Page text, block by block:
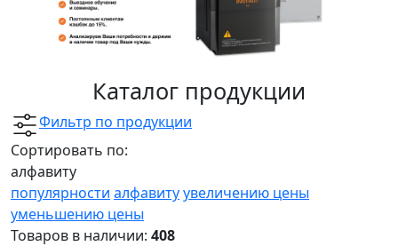
Каталог продукции
Фильтр по продукции
Сортировать по:
алфавиту
популярности алфавитуувеличению цены
уменьшению цены
Товаров в наличии: 408